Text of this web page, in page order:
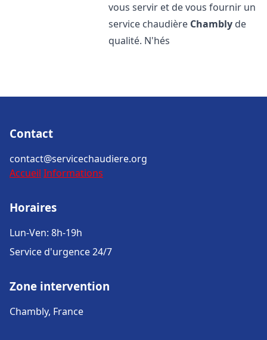
vous servir et de vous fournir un
service chaudière Chambly de
qualité. N'hés
Contact
contact@servicechaudiere.org
Accueil Informations
Horaires
Lun-Ven: 8h-19h
Service d'urgence 24/7
Zone intervention
Chambly, France